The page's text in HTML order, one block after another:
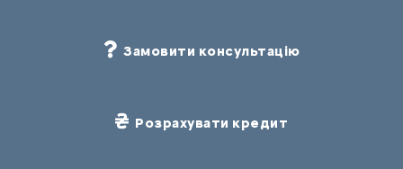
Замовити консультацію
Розрахувати кредит